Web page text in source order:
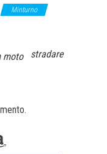
Minturno
moto stradare